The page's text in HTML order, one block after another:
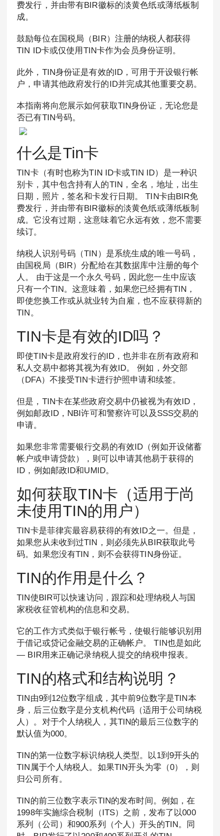
费发行，并由带有BIR徽标的淡黄色纸或薄纸板制
成。
鼓励每位在国税局（BIR）注册的纳税人都获得
TIN ID卡或仅使用TIN卡作为会员身份证明。
此外，TIN身份证是有效的ID，可用于开设银行帐
户，申请其他政府发行的ID并完成其他重要交易。
本指南将向您展示如何获取TIN身份证，无论您是
否已有TIN号码。
什么是Tin卡
TIN卡（有时也称为TIN ID卡或TIN ID）是一种识
别卡，其中包含持有人的TIN，全名，地址，出生
日期，照片，签名和卡发行日期。 TIN卡由BIR免
费发行，并由带有BIR徽标的淡黄色纸或薄纸板制
成。它没有过期，这意味着它永远有效，您不需要
续订。
纳税人识别号码（TIN）是系统生成的唯一号码，
由国税局（BIR）分配给在其数据库中注册的每个
人。 由于这是一个永久号码，因此您一生中应该
只有一个TIN。这意味着，如果您已经拥有TIN，
即使您换工作或从就业转为自雇，也不应获得新的
TIN。
TIN卡是有效的ID吗？
即使TIN卡是政府发行的ID，也并非在所有政府和
私人交易中都将其视为有效ID。 例如，外交部
（DFA）不接受TIN卡进行护照申请和续签。
但是，TIN卡在某些政府交易中仍被视为有效ID，
例如邮政ID，NBI许可和警察许可以及SSS交易的
申请。
如果您非常需要银行交易的有效ID（例如开设储蓄
帐户或申请贷款），则可以申请其他易于获得的
ID，例如邮政ID和UMID。
如何获取TIN卡（适用于尚
未使用TIN的用户）
TIN卡是菲律宾最容易获得的有效ID之一。但是，
如果您从未收到过TIN，则必须先从BIR获取此号
码。如果您没有TIN，则不会获得TIN身份证。
TIN的作用是什么？
TIN使BIR可以快速访问，跟踪和处理纳税人与国
家税收征管机构的信息和交易。
它的工作方式类似于银行帐号，使银行能够识别用
于借记或贷记金融交易的正确帐户。 TIN也是如此
— BIR用来正确记录纳税人提交的纳税申报表。
TIN的格式和结构说明？
TIN由9到12位数字组成，其中前9位数字是TIN本
身，后三位数字是分支机构代码（适用于公司纳税
人）。对于个人纳税人，其TIN的最后三位数字的
默认值为000。
TIN的第一位数字标识纳税人类型。以1到9开头的
TIN属于个人纳税人。如果TIN开头为零（0），则
归公司所有。
TIN的前三位数字表示TIN的发布时间。例如，在
1998年实施综合税制（ITS）之前，发布了以000
系列（公司）和900系列（个人）开头的TIN。同